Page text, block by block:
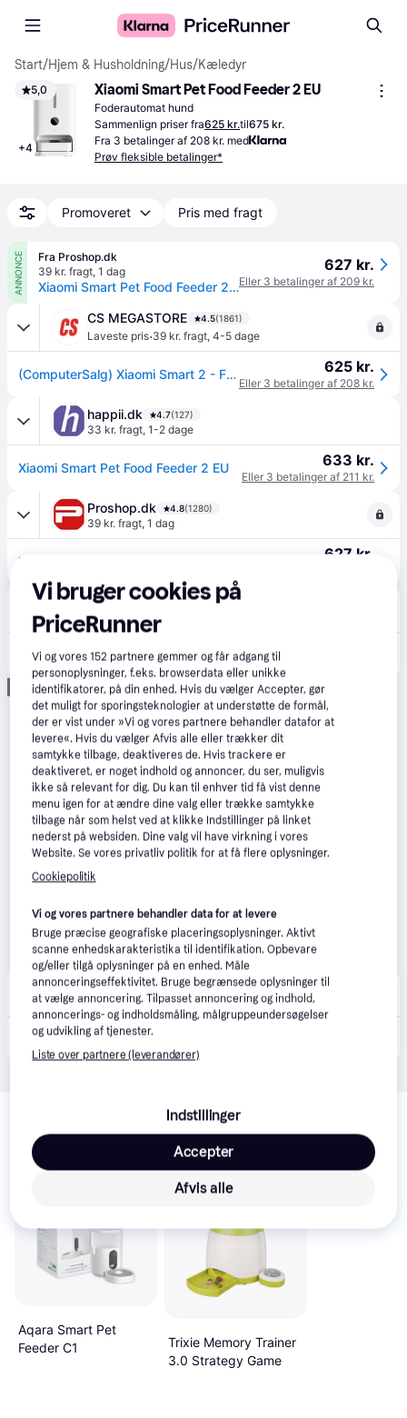
Start/Hjem & Husholdning/Hus/Kæledyr
5,0
+4
Xiaomi Smart Pet Food Feeder 2 EU
Foderautomat hund
Sammenlign priser fra625 kr.til675 kr.
Fra 3 betalinger af 208 kr. med
Prøv fleksible betalinger*
Promoveret Pris med fragt
ANNONCE
Fra Proshop.dk
39 kr. fragt, 1 dag
Xiaomi Smart Pet Food Feeder 2 EU
627 kr.
Eller 3 betalinger af 209 kr.
CS MEGASTORE 4.5(1861)
Laveste pris·39 kr. fragt, 4-5 dage
(ComputerSalg) Xiaomi Smart 2 - Fremfører - automatisk - for katte, hunde 625 kr.
Eller 3 betalinger af 208 kr.
happii.dk 4.7(127)
33 kr. fragt, 1-2 dage
Xiaomi Smart Pet Food Feeder 2 EU 633 kr.
Eller 3 betalinger af 211 kr.
Proshop.dk 4.8(1280)
39 kr. fragt, 1 dag
Xiaomi Smart Pet Food Feeder 2 EU 627 kr.
Merlin 4.7(161)
Fri fragt ,1-2 dage
Xiaomi Smart Pet Food Feeder 2 EU
Eller 3 betalinger af 224 kr.
Annonce
avXperten 4.8(428)
Bestillingsvare
Relaterede produkter
Se vores forslag til andre produkter, der matcher dine
interesser.
Aqara Smart Pet
Feeder C1
Trixie Memory Trainer
3.0 Strategy Game
Vi bruger cookies på
PriceRunner
Vi og vores152 partnere gemmer og får adgang til
personoplysninger, f.eks. browserdata eller unikke
identifikatorer, på din enhed. Hvis du vælger Accepter, gør
det muligt for sporingsteknologier at understøtte de formål,
der er vist under »Vi og vores partnere behandler datafor at
levere«. Hvis du vælger Afvis alle eller trækker dit
samtykke tilbage, deaktiveres de. Hvis trackere er
deaktiveret, er noget indhold og annoncer, du ser, muligvis
ikke så relevant for dig. Du kan til enhver tid få vist denne
menu igen for at ændre dine valg eller trække samtykke
tilbage når som helst ved at klikke Indstillinger på linket
nederst på websiden. Dine valg vil have virkning i vores
Website. Se vores privatliv politik for at få flere oplysninger.
Cookiepolitik
Vi og vores partnere behandler data for at levere
Bruge præcise geografiske placeringsoplysninger. Aktivt
scanne enhedskarakteristika til identifikation. Opbevare
og/eller tilgå oplysninger på en enhed. Måle
annonceringseffektivitet. Bruge begrænsede oplysninger til
at vælge annoncering. Tilpasset annoncering og indhold,
annoncerings- og indholdsmåling, målgruppeundersøgelser
og udvikling af tjenester.
Liste over partnere (leverandører)
Indstillinger
Afvis alle
Accepter